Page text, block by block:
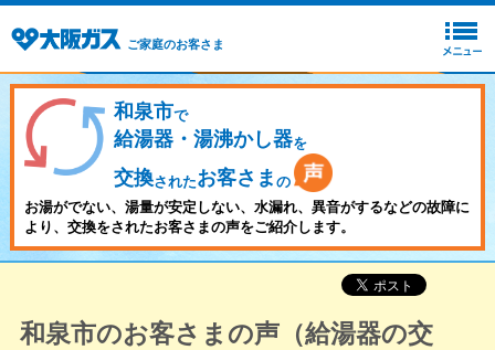
ご家庭のお客さま
和泉市で
給湯器・湯沸かし器を
交換されたお客さま の
お湯がでない、湯量が安定しない、水漏れ、異音がするなどの故障に
より、交換をされたお客さまの声をご紹介します。
和泉市のお客さまの声（給湯器の交